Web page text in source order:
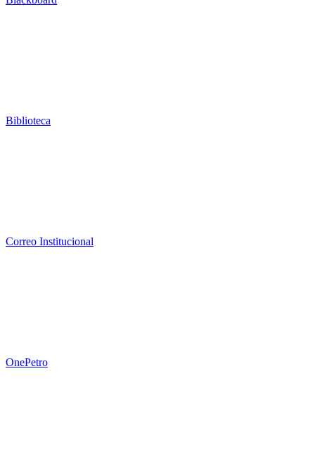
Biblioteca
Correo Institucional
OnePetro